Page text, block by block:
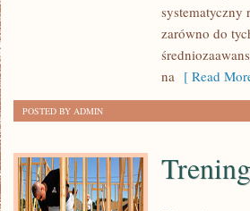
AMATORSKIsystematyczny
zarówno do
na [ Read
POSTED BY ADMIN